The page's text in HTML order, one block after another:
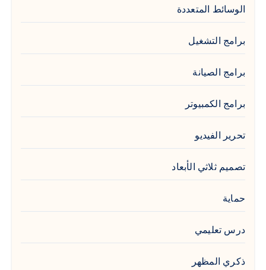
الوسائط المتعددة
برامج التشغيل
برامج الصيانة
برامج الكمبيوتر
تحرير الفيديو
تصميم ثلاثي الأبعاد
حماية
درس تعليمي
ذكري المظهر